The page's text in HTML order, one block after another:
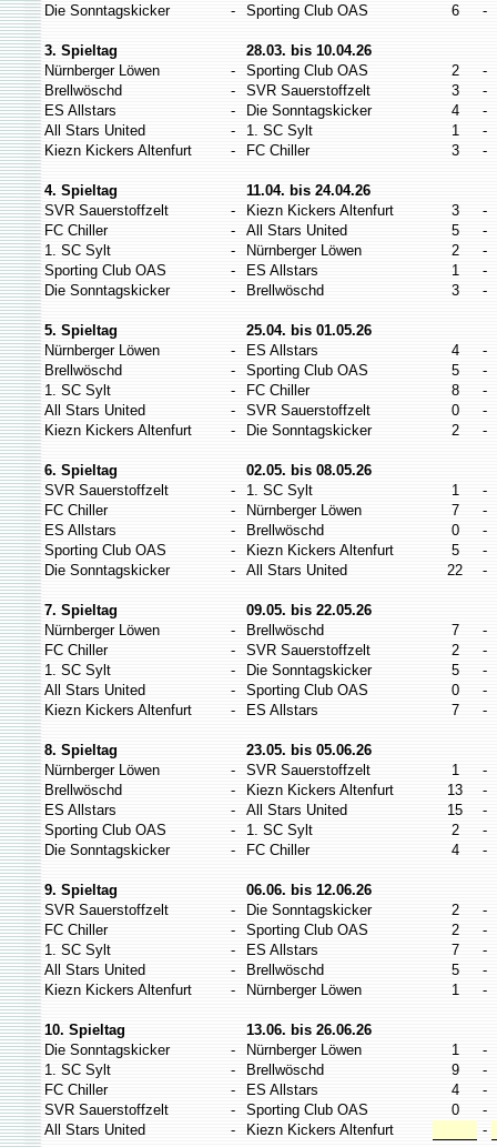
Die Sonntagskicker
- Sporting Club OAS 6 -
3. Spieltag
28.03. bis 10.04.26
Nürnberger Löwen
- Sporting Club OAS 2
-
Brellwöschd
- SVR Sauerstoffzelt 3
-
ES Allstars
- Die Sonntagskicker 4
-
All Stars United
- 1. SC Sylt 1
-
Kiezn Kickers Altenfurt
- FC Chiller 3 -
4. Spieltag
11.04. bis 24.04.26
SVR Sauerstoffzelt
- Kiezn Kickers Altenfurt 3
-
FC Chiller
- All Stars United 5
-
1. SC Sylt
- Nürnberger Löwen 2
-
Sporting Club OAS
- ES Allstars 1
-
Die Sonntagskicker
- Brellwöschd 3 -
5. Spieltag
25.04. bis 01.05.26
Nürnberger Löwen
- ES Allstars 4
-
Brellwöschd
- Sporting Club OAS 5
-
1. SC Sylt
- FC Chiller 8
-
All Stars United
- SVR Sauerstoffzelt 0
-
Kiezn Kickers Altenfurt
- Die Sonntagskicker 2 -
6. Spieltag
02.05. bis 08.05.26
SVR Sauerstoffzelt
- 1. SC Sylt 1
-
FC Chiller
- Nürnberger Löwen 7
-
ES Allstars
- Brellwöschd 0
-
Sporting Club OAS
- Kiezn Kickers Altenfurt 5
-
Die Sonntagskicker
- All Stars United 22 -
7. Spieltag
09.05. bis 22.05.26
Nürnberger Löwen
- Brellwöschd 7
-
FC Chiller
- SVR Sauerstoffzelt 2
-
1. SC Sylt
- Die Sonntagskicker 5
-
All Stars United
- Sporting Club OAS 0
-
Kiezn Kickers Altenfurt
- ES Allstars 7 -
8. Spieltag
23.05. bis 05.06.26
Nürnberger Löwen
- SVR Sauerstoffzelt 1
-
Brellwöschd
- Kiezn Kickers Altenfurt 13
-
ES Allstars
- All Stars United 15
-
Sporting Club OAS
- 1. SC Sylt 2
-
Die Sonntagskicker
- FC Chiller 4 -
9. Spieltag
06.06. bis 12.06.26
SVR Sauerstoffzelt
- Die Sonntagskicker 2
-
FC Chiller
- Sporting Club OAS 2
-
1. SC Sylt
- ES Allstars 7
-
All Stars United
- Brellwöschd 5
-
Kiezn Kickers Altenfurt
- Nürnberger Löwen 1 -
10. Spieltag
13.06. bis 26.06.26
Die Sonntagskicker
- Nürnberger Löwen 1
-
1. SC Sylt
- Brellwöschd 9
-
FC Chiller
- ES Allstars 4
-
SVR Sauerstoffzelt
- Sporting Club OAS 0
-
All Stars United
- Kiezn Kickers Altenfurt -